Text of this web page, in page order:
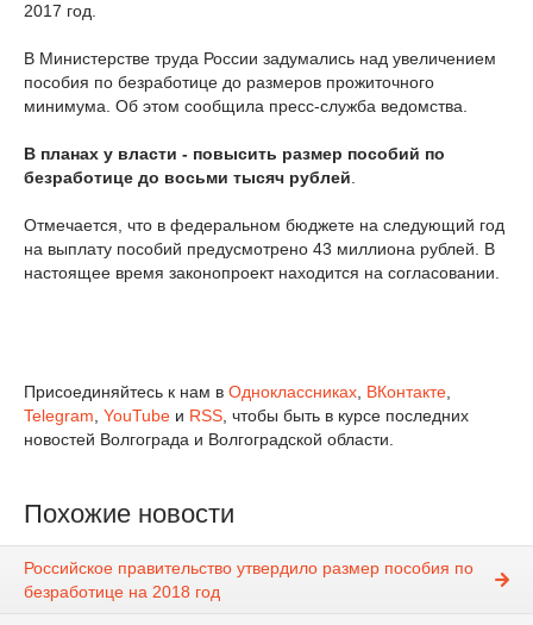
2017 год.
В Министерстве труда России задумались над увеличением
пособия по безработице до размеров прожиточного
минимума. Об этом сообщила пресс-служба ведомства.
В планах у власти - повысить размер пособий по
безработице до восьми тысяч рублей
Отмечается, что в федеральном бюджете на следующий год
на выплату пособий предусмотрено 43 миллиона рублей. В
настоящее время законопроект находится на согласовании.
Присоединяйтесь к нам в Одноклассниках ВКонтакте
Telegram YouTube и RSS , чтобы быть в курсе последних
новостей Волгограда и Волгоградской области.
Похожие новости
Российское правительство утвердило размер пособия по
безработице на 2018 год